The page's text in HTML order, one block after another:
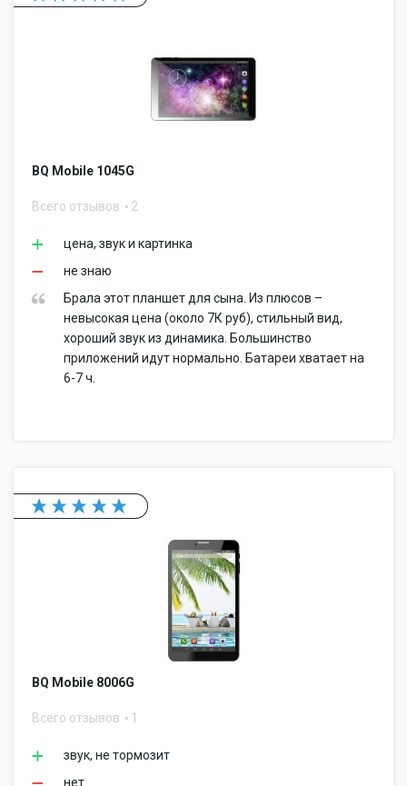
BQ Mobile 1045G
Всего отзывов 2
цена, звук и картинка
не знаю
Брала этот планшет для сына. Из плюсов –
невысокая цена (около 7К руб), стильный вид,
хороший звук из динамика. Большинство
приложений идут нормально. Батареи хватает на
6-7 ч.
BQ Mobile 8006G
Всего отзывов 1
звук, не тормозит
нет